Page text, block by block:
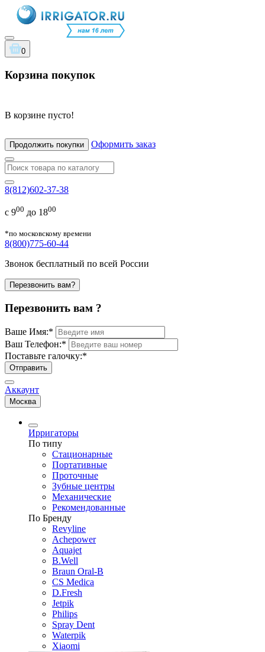
0
Корзина покупок
В корзине пусто!
Продолжить покупки Оформить заказ
8(812)602-37-38
с 900 до 1800
*по московскому времени
8(800)775-60-44
Звонок бесплатный по всей России
Перезвонить вам?
Перезвонить вам ?
Ваше Имя:*
Ваш Телефон:*
Поставьте галочку:*
Отправить
Аккаунт
Москва
Ирригаторы
По типу
Стационарные
Портативные
Проточные
Зубные центры
Механические
Рекомендованные
По Бренду
Revyline
Achepower
Aquajet
B.Well
Braun Oral-B
CS Medica
D.Fresh
Jetpik
Philips
Spray Dent
Waterpik
Xiaomi